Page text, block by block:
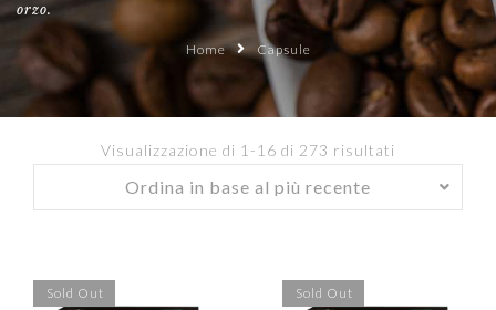
orzo.
Home Capsule
Visualizzazione di 1-16 di 273 risultati
Ordina
Sold Out Sold Out